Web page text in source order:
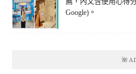
Google)。